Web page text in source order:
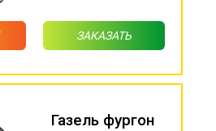
ЗАКАЗАТЬ
Газель фургон